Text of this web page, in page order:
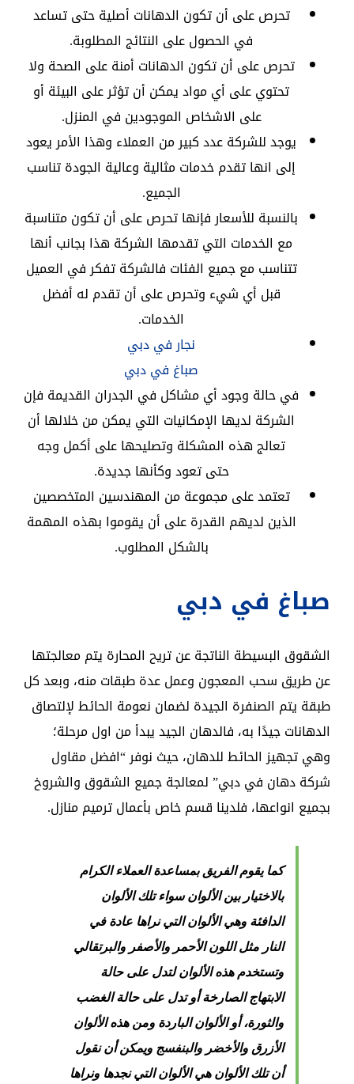
تحرص على أن تكون الدهانات أصلية حتى تساعد
في الحصول على النتائج المطلوبة.
تحرص على أن تكون الدهانات أمنة على الصحة ولا
تحتوي على أي مواد يمكن أن تؤثر على البيئة أو
على الاشخاص الموجودين في المنزل.
يوجد للشركة عدد كبير من العملاء وهذا الأمر يعود
إلى انها تقدم خدمات مثالية وعالية الجودة تناسب
الجميع.
بالنسبة للأسعار فإنها تحرص على أن تكون متناسبة
مع الخدمات التي تقدمها الشركة هذا بجانب أنها
تتناسب مع جميع الفئات فالشركة تفكر في العميل
قبل أي شيء وتحرص على أن تقدم له أفضل
الخدمات.
نجار في دبي
صباغ في دبي
في حالة وجود أي مشاكل في الجدران القديمة فإن
الشركة لديها الإمكانيات التي يمكن من خلالها أن
تعالج هذه المشكلة وتصليحها على أكمل وجه
حتى تعود وكأنها جديدة.
تعتمد على مجموعة من المهندسين المتخصصين
الذين لديهم القدرة على أن يقوموا بهذه المهمة
بالشكل المطلوب.
صباغ في دبي
الشقوق البسيطة الناتجة عن تريح المحارة يتم معالجتها
عن طريق سحب المعجون وعمل عدة طبقات منه، وبعد كل
طبقة يتم الصنفرة الجيدة لضمان نعومة الحائط لإلتصاق
الدهانات جيدًا به، فالدهان الجيد يبدأ من اول مرحلة؛
وهي تجهيز الحائط للدهان، حيث نوفر “افضل مقاول
شركة دهان في دبي” لمعالجة جميع الشقوق والشروخ
بجميع انواعها، فلدينا قسم خاص بأعمال ترميم منازل.
كما يقوم الفريق بمساعدة العملاء الكرام
بالاختيار بين الألوان سواء تلك الألوان
الدافئة وهي الألوان التي نراها عادة في
النار مثل اللون الأحمر والأصفر والبرتقالي
وتستخدم هذه الألوان لتدل على حالة
الابتهاج الصارخة أو تدل على حالة الغضب
والثورة، أو الألوان الباردة ومن هذه الألوان
الأزرق والأخضر والبنفسج ويمكن أن نقول
أن تلك الألوان هي الألوان التي نجدها ونراها